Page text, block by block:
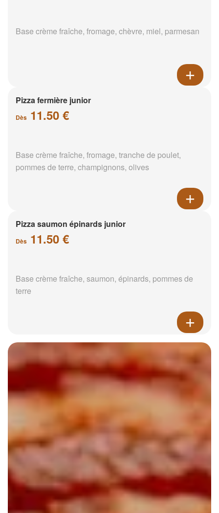
Base crème fraîche, fromage, chèvre, miel, parmesan
Pizza fermière junior
Dès 11.50 €
Base crème fraîche, fromage, tranche de poulet,
pommes de terre, champignons, olives
Pizza saumon épinards junior
Dès 11.50 €
Base crème fraîche, saumon, épinards, pommes de
terre